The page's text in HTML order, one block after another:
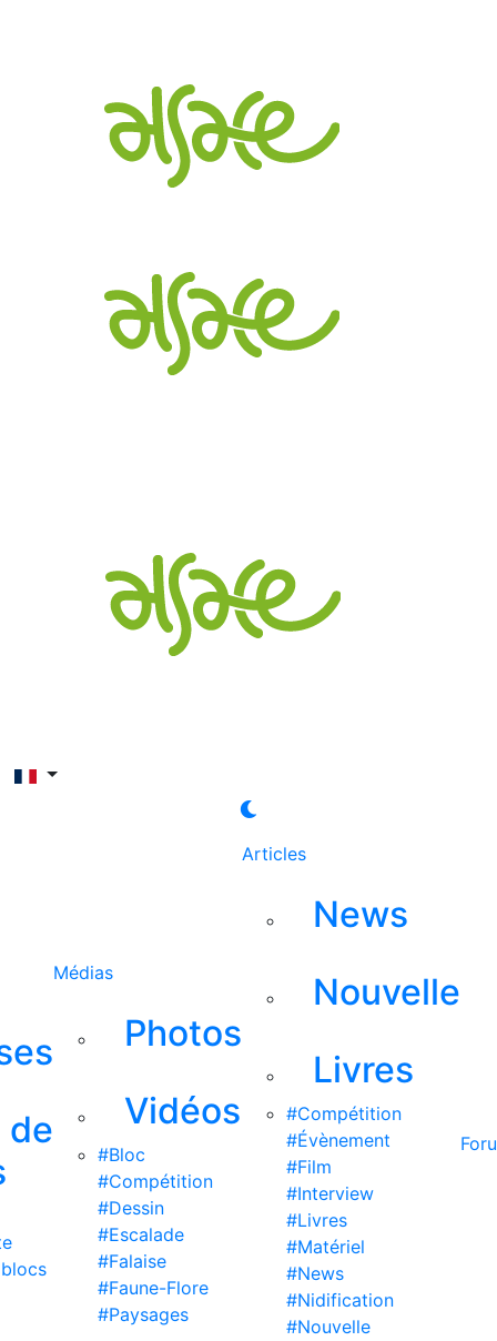
de
Médias
Photos
Vidéos
#Bloc
#Compétition
#Dessin
#Escalade
#Falaise
#Faune-Flore
#Paysages
Articles
News
Nouvelle
Livres
#Compétition
#Évènement
#Film
#Interview
#Livres
#Matériel
#News
#Nidification
#Nouvelle